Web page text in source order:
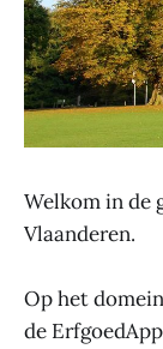
Welkom in de
Vlaanderen.
Op het
de